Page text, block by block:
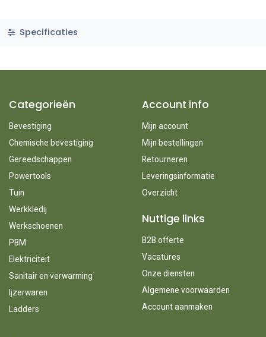
Specificaties
Categorieën
Bevestiging
Chemische bevestiging
Gereedschappen
Powertools
Tuin
Werkkledij
Werkschoenen
PBM
Elektriciteit
Sanitair en verwarming
Ijzerwaren
Ladders
Account info
Mijn account
Mijn bestellingen
Retourneren
Leveringsinformatie
Overzicht
Nuttige links
B2B offerte
Vacatures
Onze diensten
Algemene voorwaarden
Account aanmaken